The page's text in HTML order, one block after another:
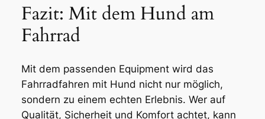
Fazit: Mit dem Hund am
Fahrrad
Mit dem passenden Equipment wird das
Fahrradfahren mit Hund nicht nur möglich,
sondern zu einem echten Erlebnis. Wer auf
Qualität, Sicherheit und Komfort achtet, kann